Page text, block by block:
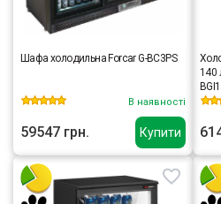
Купити
Шафа холодильна Forcar G-BC3PS
В наявності
59547 грн.
140